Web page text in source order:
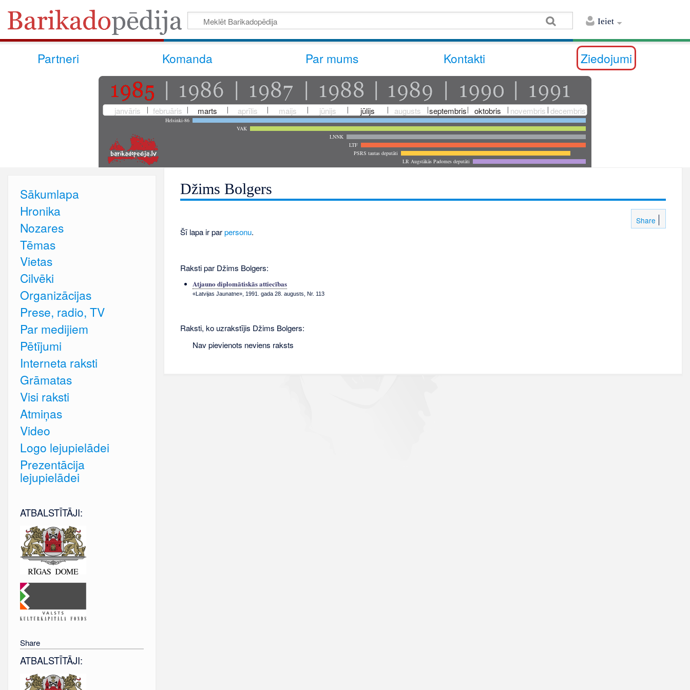
Ieiet
Partneri Komanda Par mums Kontakti Ziedojumi
janvāris februāris marts aprīlis maijs jūnijs jūlijs augusts septembris oktobris novembris decembris
Helsinki-86
VAK
LNNK
LTF
PSRS tautas deputāti
LR Augstākās Padomes deputāti
Džims Bolgers
Share
Šī lapa ir parpersonu.
Raksti par Džims Bolgers:
Atjauno diplomātiskās attiecības
«Latvijas Jaunatne», 1991. gada 28. augusts, Nr. 113
Raksti, ko uzrakstījis Džims Bolgers:
Nav pievienots neviens raksts
Sākumlapa
Hronika
Nozares
Tēmas
Vietas
Cilvēki
Organizācijas
Prese, radio, TV
Par medijiem
Pētījumi
Interneta raksti
Grāmatas
Visi raksti
Atmiņas
Video
Logo lejupielādei
Prezentācija
lejupielādei
ATBALSTĪTĀJI:
Share
ATBALSTĪTĀJI: